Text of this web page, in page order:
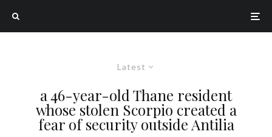
Latest
a 46-year-old Thane resident
whose stolen Scorpio created a
fear of security outside Antilia